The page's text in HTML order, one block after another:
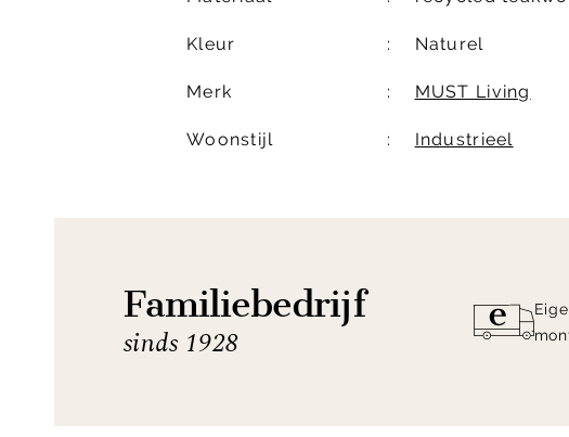
Kleur Naturel
Merk MUST Living
Woonstijl Industrieel
Familiebedrijf
sinds 1928